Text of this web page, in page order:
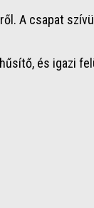
A csapat
és igazi